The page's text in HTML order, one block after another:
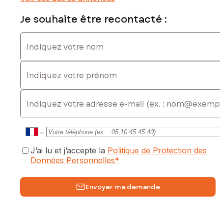
le numéro 519809149
Je souhaite être recontacté :
Indiquez votre nom
Indiquez votre prénom
E-mail
J’ai lu et j’accepte la Politique de Protection des
Données Personnelles*
Envoyer ma demande